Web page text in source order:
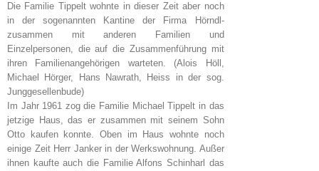
Die Familie Tippelt wohnte in dieser Zeit aber noch
in der sogenannten Kantine der Firma Hörndl-
zusammen mit anderen Familien und
Einzelpersonen, die auf die Zusammenführung mit
ihren Familienangehörigen warteten. (Alois Höll,
Michael Hörger, Hans Nawrath, Heiss in der sog.
Junggesellenbude)
Im Jahr 1961 zog die Familie Michael Tippelt in das
jetzige Haus, das er zusammen mit seinem Sohn
Otto kaufen konnte. Oben im Haus wohnte noch
einige Zeit Herr Janker in der Werkswohnung. Außer
ihnen kaufte auch die Familie Alfons Schinharl das